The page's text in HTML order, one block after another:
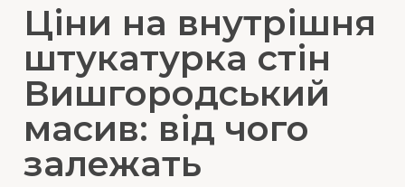
Ціни на внутрішня
штукатурка стін
Вишгородський
масив: від чого
залежать